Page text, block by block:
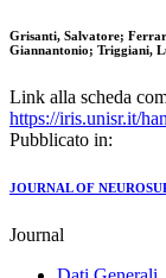
Grisanti, Salvatore;
Giannantonio; Triggiani,
Link alla scheda
https://iris.unisr.it/
Pubblicato in:
JOURNAL OF
Journal